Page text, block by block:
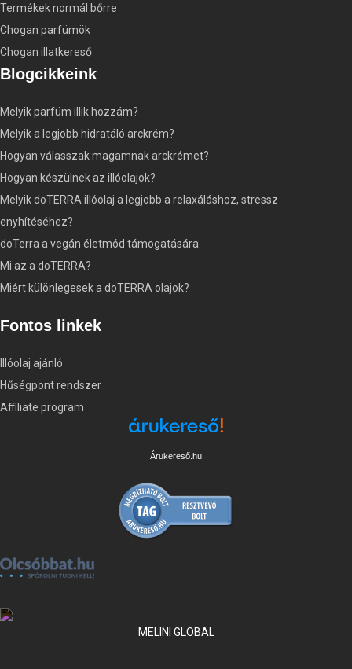
Termékek normál bőrre
Chogan parfümök
Chogan illatkereső
Blogcikkeink
Melyik parfüm illik hozzám?
Melyik a legjobb hidratáló arckrém?
Hogyan válasszak magamnak arckrémet?
Hogyan készülnek az illóolajok?
Melyik doTERRA illóolaj a legjobb a relaxáláshoz, stressz
enyhítéséhez?
doTerra a vegán életmód támogatására
Mi az a doTERRA?
Miért különlegesek a doTERRA olajok?
Fontos linkek
Illóolaj ajánló
Hűségpont rendszer
Affiliate program
Árukereső.hu
MELINI GLOBAL